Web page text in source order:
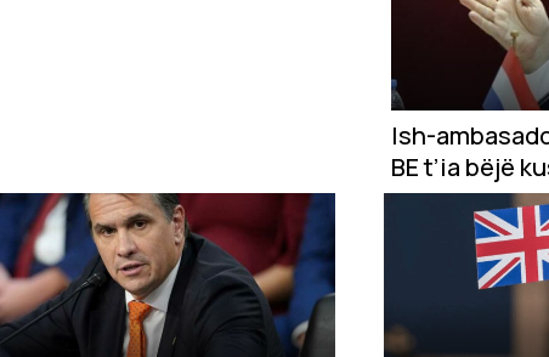
Ish-
BE t’ia bëjë
Kosovës,